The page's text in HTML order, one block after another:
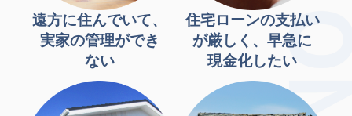
遠方に住んでいて、
実家の管理ができ
ない
住宅ローンの支払い
が厳しく、早急に
現金化したい